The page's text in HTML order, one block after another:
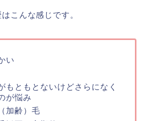
こんな感じです。
い
もともとないけどさらになく
が悩み
加齢）毛